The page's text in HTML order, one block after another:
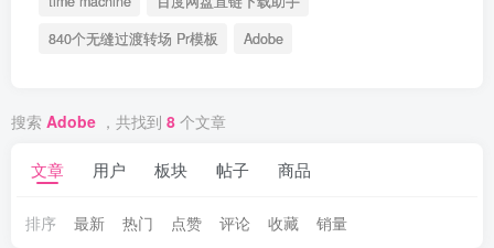
840个无缝过渡转场 Pr模板
Adobe
搜索 Adobe ，共找到 8 个文章
文章 用户 板块 帖子 商品
排序 最新 热门 点赞 评论 收藏 销量